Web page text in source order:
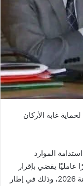
إقليم سيدي إفني يقرّر “أكدال 2026” لحماية غابة الأركان
الموارد
عامليًا يقضي بإقرار
فترة “أكدال” الخاصة بغابة الأركان برسم سنة 2026، وذلك في إطار